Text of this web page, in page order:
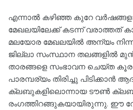
എന്നാൽ കഴിഞ്ഞ കുറേ
മേഖലയിലേക്ക് കടന്ന് വരാത്തത്
മലയോര മേഖലയിൽ അന്യം
ജില്ലാ സംസ്ഥാന തലങ്ങളിൽ
താരങ്ങളെ സംഭാവന ചെയ്ത
പാരമ്പര്യം തിരിച്ചു പിടിക്കാൻ
ക്ലബുകളിലൊന്നായ ടൗൺ ക്ലബ്
രംഗത്തിറങ്ങുകയായിരുന്നു. ഈ